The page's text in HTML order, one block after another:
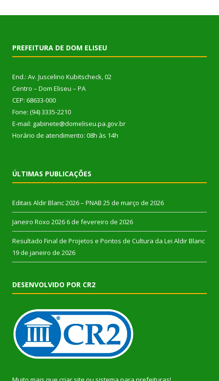
PREFEITURA DE DOM ELISEU
End.: Av. Juscelino Kubitscheck, 02
Centro – Dom Eliseu – PA
CEP: 68633-000
Fone: (94) 3335-2210
E-mail: gabinete@domeliseu.pa.gov.br
Horário de atendimento: 08h às 14h
ÚLTIMAS PUBLICAÇÕES
Editais Aldir Blanc 2026 – PNAB 25 de março de 2026
Janeiro Roxo 2026 6 de fevereiro de 2026
Resultado Final de Projetos e Pontos de Cultura da Lei Aldir Blanc
19 de janeiro de 2026
DESENVOLVIDO POR CR2